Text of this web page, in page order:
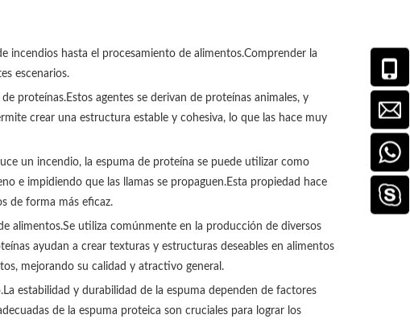
incendios hasta el procesamiento de alimentos.Comprender la
escenarios.
proteínas.Estos agentes se derivan de proteínas animales, y
crear una estructura estable y cohesiva, lo que las hace muy
un incendio, la espuma de proteína se puede utilizar como
e impidiendo que las llamas se propaguen.Esta propiedad hace
de forma más eficaz.
alimentos.Se utiliza comúnmente en la producción de diversos
ayudan a crear texturas y estructuras deseables en alimentos
mejorando su calidad y atractivo general.
estabilidad y durabilidad de la espuma dependen de factores
de la espuma proteica son cruciales para lograr los